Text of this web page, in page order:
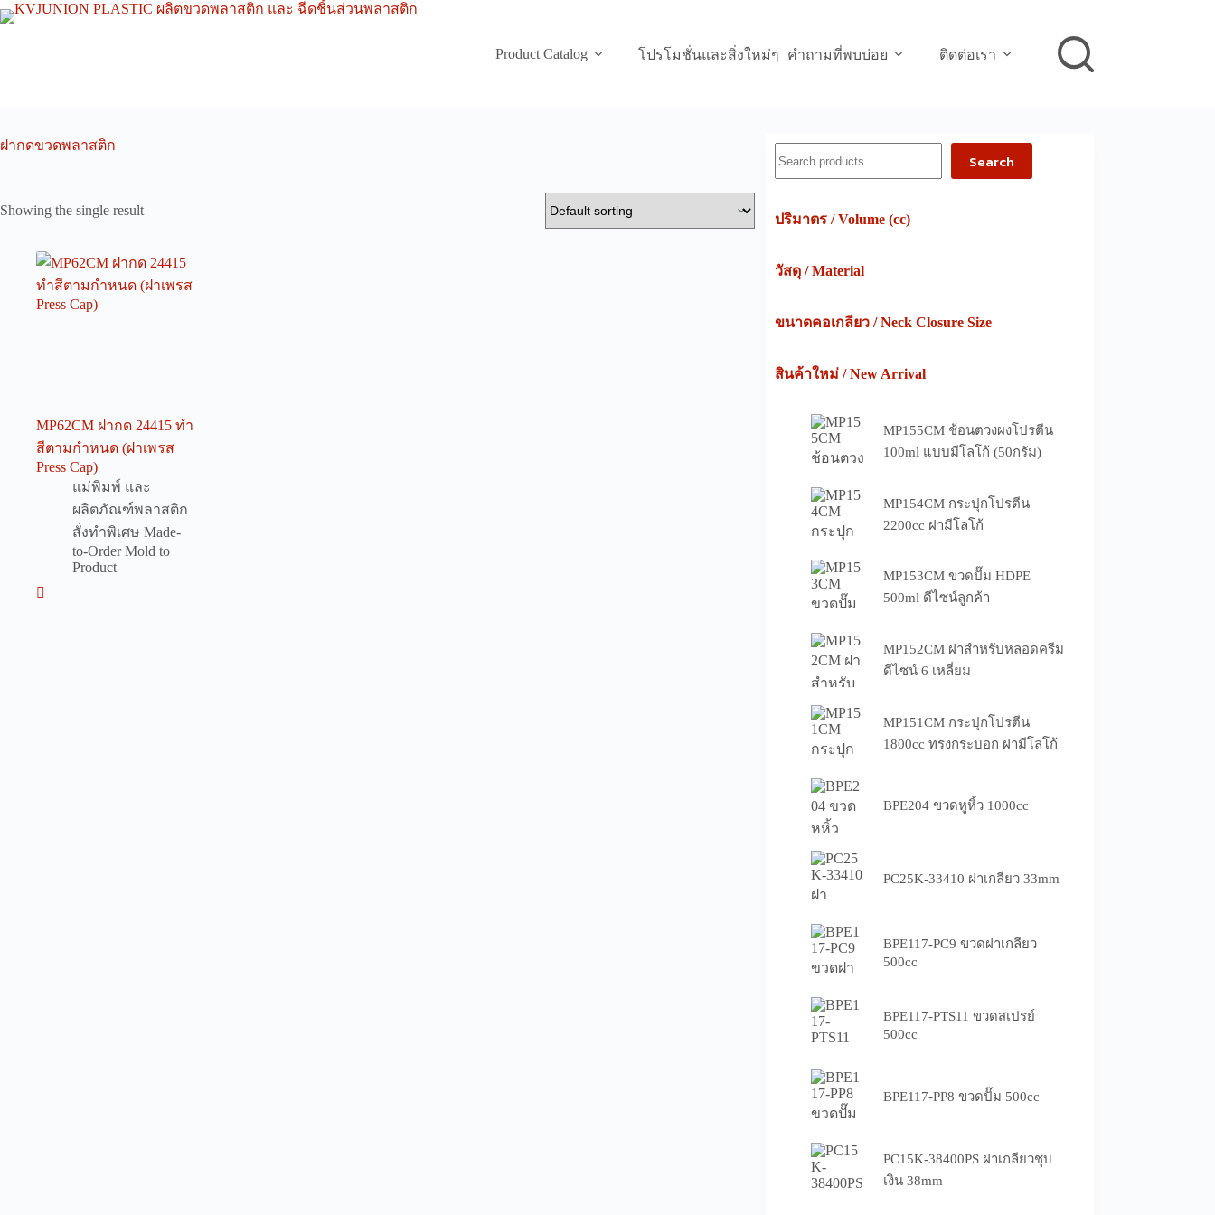
Skip
to
Product Catalog
โปรโมชั่นและสิ่งใหม่ๆ คำถามที่พบบ่อย ติดต่อเรา
ฝากดขวดพลาสติก
Showing the single result
MP62CM ฝากด 24415 ทำ
สีตามกำหนด (ฝาเพรส
Press Cap)
แม่พิมพ์ และ
ผลิตภัณฑ์พลาสติก
สั่งทำพิเศษ Made-
to-Order Mold to
Product
Search
ปริมาตร / Volume (cc)
วัสดุ / Material
ขนาดคอเกลียว / Neck Closure Size
สินค้าใหม่ / New Arrival
MP155CM ช้อนตวงผงโปรตีน
100ml แบบมีโลโก้ (50กรัม)
MP154CM กระปุกโปรตีน
2200cc ฝามีโลโก้
MP153CM ขวดปั๊ม HDPE
500ml ดีไซน์ลูกค้า
MP152CM ฝาสำหรับหลอดครีม
ดีไซน์ 6 เหลี่ยม
MP151CM กระปุกโปรตีน
1800cc ทรงกระบอก ฝามีโลโก้
BPE204 ขวดหูหิ้ว 1000cc
PC25K-33410 ฝาเกลียว 33mm
BPE117-PC9 ขวดฝาเกลียว
500cc
BPE117-PTS11 ขวดสเปรย์
500cc
BPE117-PP8 ขวดปั๊ม 500cc
PC15K-38400PS ฝาเกลียวชุบ
เงิน 38mm